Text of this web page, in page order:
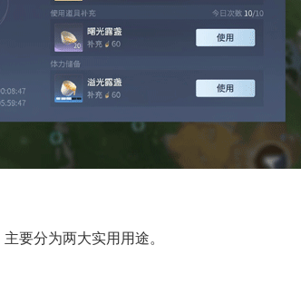
要分为两大实用用途。